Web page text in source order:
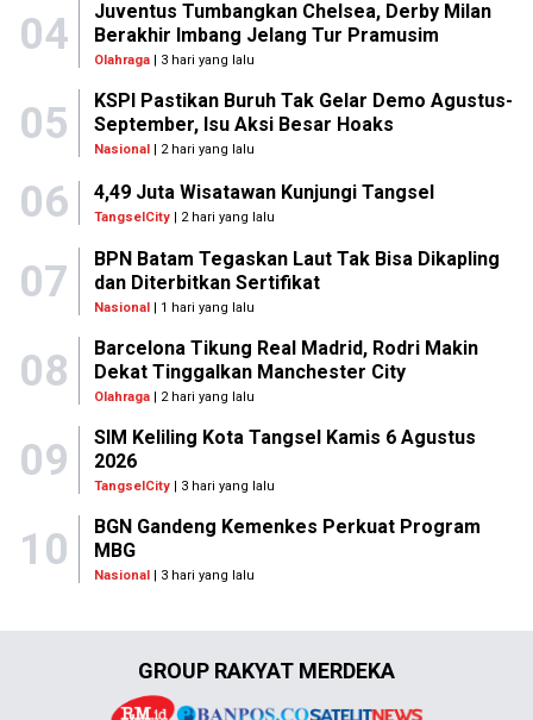
04
Juventus Tumbangkan Chelsea, Derby Milan
Berakhir Imbang Jelang Tur Pramusim
Olahraga| 3 hari yang lalu
05
KSPI Pastikan Buruh Tak Gelar Demo Agustus-
September, Isu Aksi Besar Hoaks
Nasional| 2 hari yang lalu
06 4,49 Juta Wisatawan Kunjungi Tangsel
TangselCity | 2 hari yang lalu
07
BPN Batam Tegaskan Laut Tak Bisa Dikapling
dan Diterbitkan Sertifikat
Nasional| 1 hari yang lalu
08
Barcelona Tikung Real Madrid, Rodri Makin
Dekat Tinggalkan Manchester City
Olahraga| 2 hari yang lalu
09
SIM Keliling Kota Tangsel Kamis 6 Agustus
2026
TangselCity| 3 hari yang lalu
10
BGN Gandeng Kemenkes Perkuat Program
MBG
Nasional| 3 hari yang lalu
GROUP RAKYAT MERDEKA